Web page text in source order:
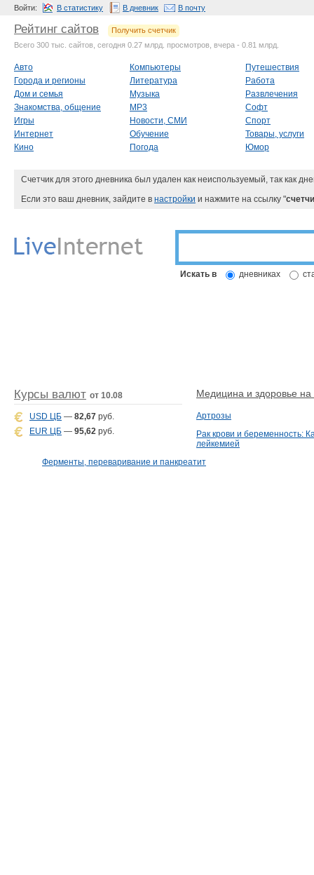
Войти: В статистику В дневник В почту
Рейтинг сайтов
Получить счетчик
Всего 300 тыс. сайтов, сегодня 0.27 млрд. просмотров, вчера - 0.81 млрд.
Авто
Города и регионы
Дом и семья
Знакомства, общение
Игры
Интернет
Кино
Компьютеры
Литература
Музыка
MP3
Новости, СМИ
Обучение
Погода
Путешествия
Работа
Развлечения
Софт
Спорт
Товары, услуги
Юмор
Счетчик для этого дневника был удален как неиспользуемый, так как
Если это ваш дневник, зайдите в настройки и нажмите на ссылку "
Искать в дневниках
Курсы валют от 10.08
USD ЦБ — 82,67 руб.
EUR ЦБ — 95,62 руб.
Медицина и здоровье на
Артрозы
Рак крови и беременность:
лейкемией
Ферменты, переваривание и панкреатит